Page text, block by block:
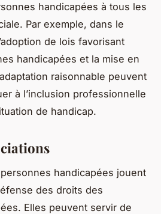
handicapées à tous les
Par exemple, dans le
de lois favorisant
handicapées et la mise en
raisonnable peuvent
à l’inclusion professionnelle
de handicap.
handicapées jouent
des droits des
Elles peuvent servir de